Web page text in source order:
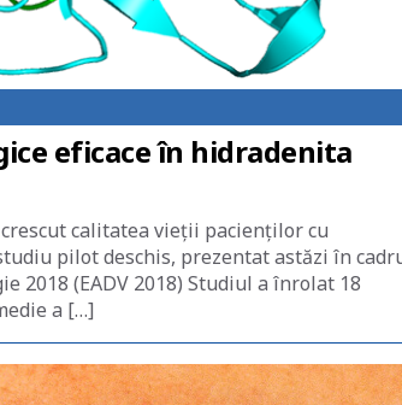
eficace în hidradenita
calitatea vieții pacienților cu
pilot deschis, prezentat astăzi în
2018 (EADV 2018) Studiul a înrolat 18
a […]